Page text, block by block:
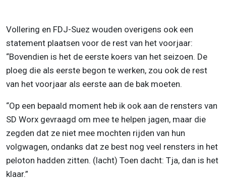
Vollering en FDJ-Suez wouden overigens ook een
statement plaatsen voor de rest van het voorjaar:
“Bovendien is het de eerste koers van het seizoen. De
ploeg die als eerste begon te werken, zou ook de rest
van het voorjaar als eerste aan de bak moeten.
“Op een bepaald moment heb ik ook aan de rensters van
SD Worx gevraagd om mee te helpen jagen, maar die
zegden dat ze niet mee mochten rijden van hun
volgwagen, ondanks dat ze best nog veel rensters in het
peloton hadden zitten. (lacht) Toen dacht: Tja, dan is het
klaar.”